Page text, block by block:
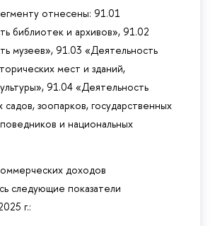
отнесены: 91.01
библиотек и архивов», 91.02
музеев», 91.03 «Деятельность
мест и зданий,
91.04 «Деятельность
садов, зоопарков, государственных
и национальных
доходов
следующие показатели
г.: